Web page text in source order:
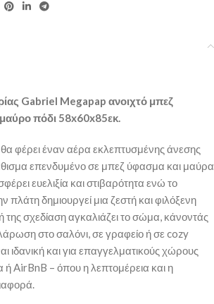
Gabriel Megapap ανοιχτό μπεζ
πόδι 58x60x85εκ.
φέρει έναν αέρα εκλεπτυσμένης άνεσης
επενδυμένο σε μπεζ ύφασμα και μαύρα
ευελιξία και στιβαρότητα ενώ το
πλάτη δημιουργεί μια ζεστή και φιλόξενη
της σχεδίαση αγκαλιάζει το σώμα, κάνοντάς
στο σαλόνι, σε γραφείο ή σε cozy
ιδανική και για επαγγελματικούς χώρους
ή AirBnB – όπου η λεπτομέρεια και η